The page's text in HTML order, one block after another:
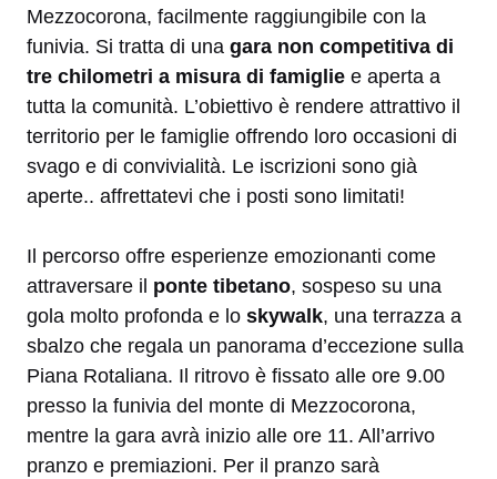
Mezzocorona, facilmente raggiungibile con la
funivia. Si tratta di una gara non competitiva di
tre chilometri a misura di famiglie e aperta a
tutta la comunità. L’obiettivo è rendere attrattivo il
territorio per le famiglie offrendo loro occasioni di
svago e di convivialità. Le iscrizioni sono già
aperte.. affrettatevi che i posti sono limitati!
Il percorso offre esperienze emozionanti come
attraversare il ponte tibetano, sospeso su una
gola molto profonda e lo skywalk, una terrazza a
sbalzo che regala un panorama d’eccezione sulla
Piana Rotaliana. Il ritrovo è fissato alle ore 9.00
presso la funivia del monte di Mezzocorona,
mentre la gara avrà inizio alle ore 11. All’arrivo
pranzo e premiazioni. Per il pranzo sarà